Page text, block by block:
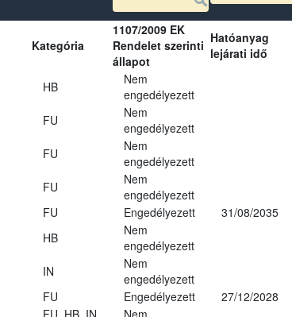
Kategória
1107/2009 EK
Rendelet szerinti
állapot
Hatóanyag
lejárati idő
HB
Nem
engedélyezett
FU
Nem
engedélyezett
FU
Nem
engedélyezett
FU
Nem
engedélyezett
FU Engedélyezett
31/08/2035
HB
Nem
engedélyezett
IN
Nem
engedélyezett
FU Engedélyezett
27/12/2028
FU, HB, IN,
Nem